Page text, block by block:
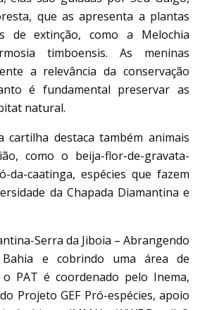
que as apresenta a plantas
de extinção, como a Melochia
timboensis. As meninas
a relevância da conservação
é fundamental preservar as
natural.
cartilha destaca também animais
como o beija-flor-de-gravata-
da-caatinga, espécies que fazem
da Chapada Diamantina e
Serra da Jiboia – Abrangendo
e cobrindo uma área de
o PAT é coordenado pelo Inema,
Projeto GEF Pró-espécies, apoio